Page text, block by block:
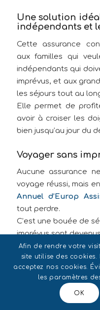
Une solution
indépendants et
Cette assurance
aux familles qui
indépendants qui
imprévus, et aux
les séjours tout au
Elle permet de
avoir à croiser les
bien jusqu’au jour du
Voyager sans
Aucune assurance
voyage réussi, mais
Annuel d’Europ
tout perdre.
C’est une bouée de
imprévus sont
Un petit contrat
Avant de réserver
vous la bonne
se passerait-il ?
annuelle, vous avez
Afin de rendre votre
site utilise des
acceptez nos cookies.
les paramètres
OK